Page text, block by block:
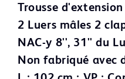
Trousse
2 Luers mâles 2
NAC-y 8'', 31'' du
Non fabriqué avec